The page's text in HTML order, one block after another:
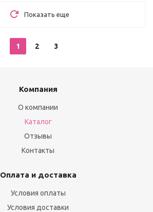
Показать еще
1 2 3
Компания
О компании
Каталог
Отзывы
Контакты
Оплата и доставка
Условия оплаты
Условия доставки